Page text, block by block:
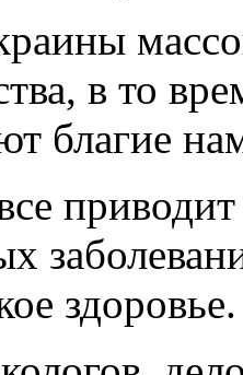
в то
благие
здоровье.